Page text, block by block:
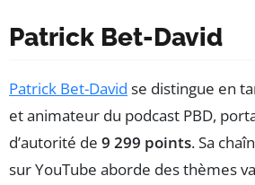
Patrick Bet-David
Patrick Bet-David se distingue en
et animateur du podcast PBD,
d’autorité de 9 299 points. Sa
sur YouTube aborde des thèmes